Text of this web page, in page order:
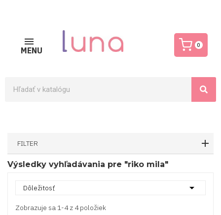
MENU
0
FILTER
Výsledky vyhľadávania pre "riko mila"
Dôležitosť 
Zobrazuje sa 1-4 z 4 položiek